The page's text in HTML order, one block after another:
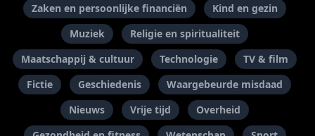
Zaken en persoonlijke financiën
Kind en gezin
Muziek
Religie en spiritualiteit
Maatschappij & cultuur
Technologie
TV & film
Fictie
Geschiedenis
Waargebeurde misdaad
Nieuws
Vrije tijd
Overheid